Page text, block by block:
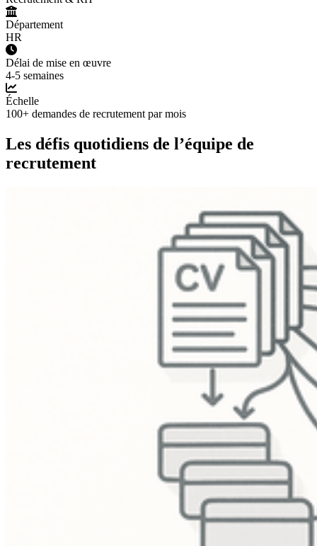
Département
HR
Délai de mise en œuvre
4-5 semaines
Échelle
100+ demandes de recrutement par mois
Les défis quotidiens de l’équipe de
recrutement